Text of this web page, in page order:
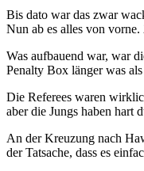
Bis dato war das zwar
Nun ab es alles von
Was aufbauend war, war
Penalty Box länger was
Die Referees waren
aber die Jungs haben
An der Kreuzung nach
der Tatsache, dass es